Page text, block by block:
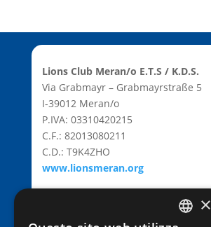
Lions Club Meran/o E.T.S / K.D.S.
Via Grabmayr – Grabmayrstraße 5
I-39012 Meran/o
P.IVA: 03310420215
C.F.: 82013080211
C.D.: T9K4ZHO
www.lionsmeran.org
Bank: Raiffeisenkasse Algund
Fil.: Rennweg 42, 39012 Meran/o
×